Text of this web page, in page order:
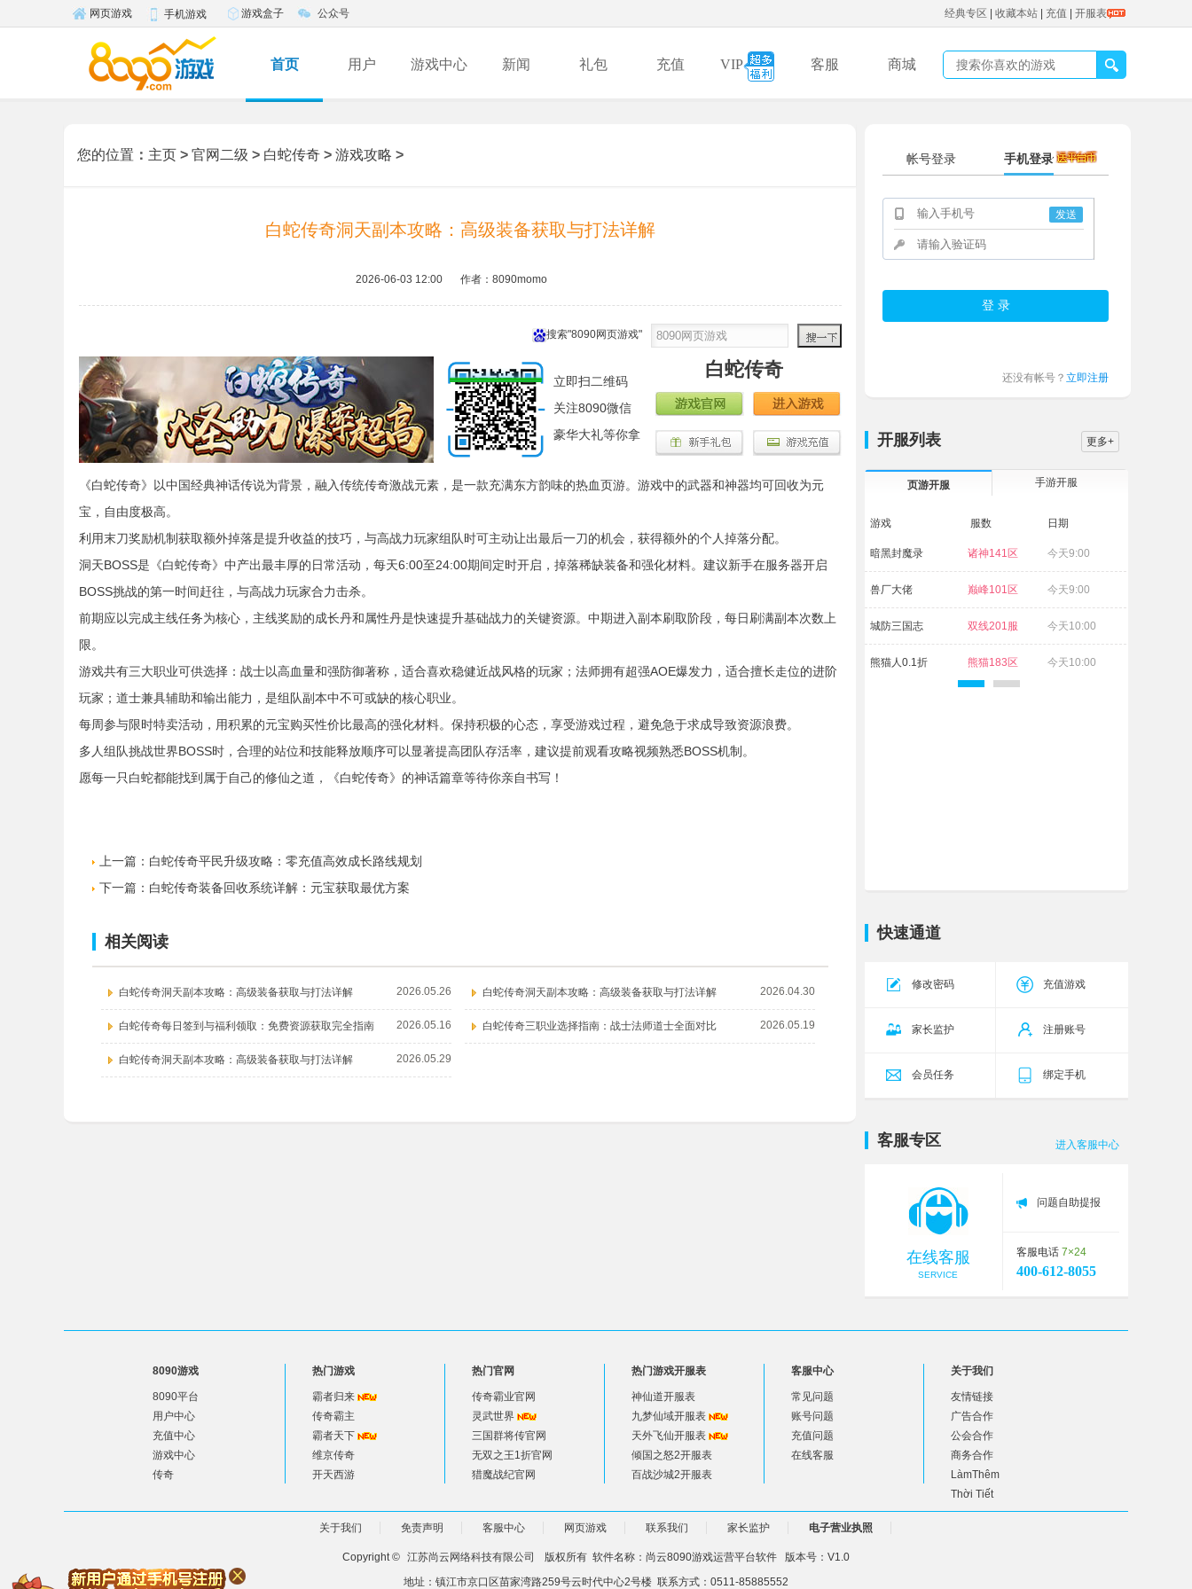
网页游戏 手机游戏 游戏盒子 公众号 经典专区 收藏本站 充值 开服表
首页 用户 游戏中心 新闻 礼包 充值 VIP 客服 商城
您的位置 ： 主页 > 官网二级 > 白蛇传奇 > 游戏攻略 >
白蛇传奇洞天副本攻略：高级装备获取与打法详解
2026-06-03 12:00 作者：8090momo
搜索"8090网页游戏"
立即扫二维码
关注8090微信
豪华大礼等你拿
白蛇传奇
《白蛇传奇》以中国经典神话传说为背景，融入传统传奇激战元素，是一款充满东方韵味的热血页游。游戏中的武器和神器均可回收为元
宝，自由度极高。
利用末刀奖励机制获取额外掉落是提升收益的技巧，与高战力玩家组队时可主动让出最后一刀的机会，获得额外的个人掉落分配。
洞天BOSS是《白蛇传奇》中产出最丰厚的日常活动，每天6:00至24:00期间定时开启，掉落稀缺装备和强化材料。建议新手在服务器开启
BOSS挑战的第一时间赶往，与高战力玩家合力击杀。
前期应以完成主线任务为核心，主线奖励的成长丹和属性丹是快速提升基础战力的关键资源。中期进入副本刷取阶段，每日刷满副本次数上
限。
游戏共有三大职业可供选择：战士以高血量和强防御著称，适合喜欢稳健近战风格的玩家；法师拥有超强AOE爆发力，适合擅长走位的进阶
玩家；道士兼具辅助和输出能力，是组队副本中不可或缺的核心职业。
每周参与限时特卖活动，用积累的元宝购买性价比最高的强化材料。保持积极的心态，享受游戏过程，避免急于求成导致资源浪费。
多人组队挑战世界BOSS时，合理的站位和技能释放顺序可以显著提高团队存活率，建议提前观看攻略视频熟悉BOSS机制。
愿每一只白蛇都能找到属于自己的修仙之道，《白蛇传奇》的神话篇章等待你亲自书写！
上一篇： 白蛇传奇平民升级攻略：零充值高效成长路线规划
下一篇： 白蛇传奇装备回收系统详解：元宝获取最优方案
相关阅读
白蛇传奇洞天副本攻略：高级装备获取与打法详解 2026.05.26 白蛇传奇洞天副本攻略：高级装备获取与打法详解 2026.04.30
白蛇传奇每日签到与福利领取：免费资源获取完全指南 2026.05.16 白蛇传奇三职业选择指南：战士法师道士全面对比 2026.05.19
白蛇传奇洞天副本攻略：高级装备获取与打法详解 2026.05.29
帐号登录 手机登录
发送
还没有帐号？ 立即注册
开服列表 更多+
页游开服 手游开服
游戏 服数 日期
暗黑封魔录 诸神141区 今天9:00
兽厂大佬 巅峰101区 今天9:00
城防三国志 双线201服 今天10:00
熊猫人0.1折 熊猫183区 今天10:00
九梦仙域 雁舞145服 今天0:05
九梦仙域 今天0:05
快速通道
修改密码 充值游戏
家长监护 注册账号
会员任务 绑定手机
进入客服中心
客服专区
在线客服
SERVICE
问题自助提报
客服电话 7×24
400-612-8055
8090游戏
8090平台
用户中心
充值中心
游戏中心
传奇
热门游戏
霸者归来
传奇霸主
霸者天下
维京传奇
开天西游
热门官网
传奇霸业官网
灵武世界
三国群将传官网
无双之王1折官网
猎魔战纪官网
热门游戏开服表
神仙道开服表
九梦仙域开服表
天外飞仙开服表
倾国之怒2开服表
百战沙城2开服表
客服中心
常见问题
账号问题
充值问题
在线客服
关于我们
友情链接
广告合作
公会合作
商务合作
LàmThêm
Thời Tiết
关于我们 免责声明 客服中心 网页游戏 联系我们 家长监护 电子营业执照
Copyright © 江苏尚云网络科技有限公司
版权所有 软件名称：尚云8090游戏运营平台软件 版本号：V1.0
地址：镇江市京口区苗家湾路259号云时代中心2号楼 联系方式：0511-85885552